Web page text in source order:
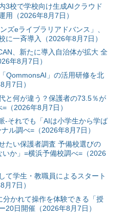
3校で学校向け生成AIクラウド
用（2026年8月7日）
ズeライブラリアドバンス」、
に一斉導入（2026年8月7日）
、新たに導入自治体が拡大 全
年8月7日）
QommonsAI」の活用研修を北
7日）
と何が違う？保護者の73.5％が
（2026年8月7日）
-それでも「AIは小学生から学ば
ル調べ=（2026年8月7日）
たい保護者調査 予備校選びの
か」=横浜予備校調べ=（2026
て学生・教職員によるスタート
7日）
かれて操作を体験できる「授
20日開催（2026年8月7日）